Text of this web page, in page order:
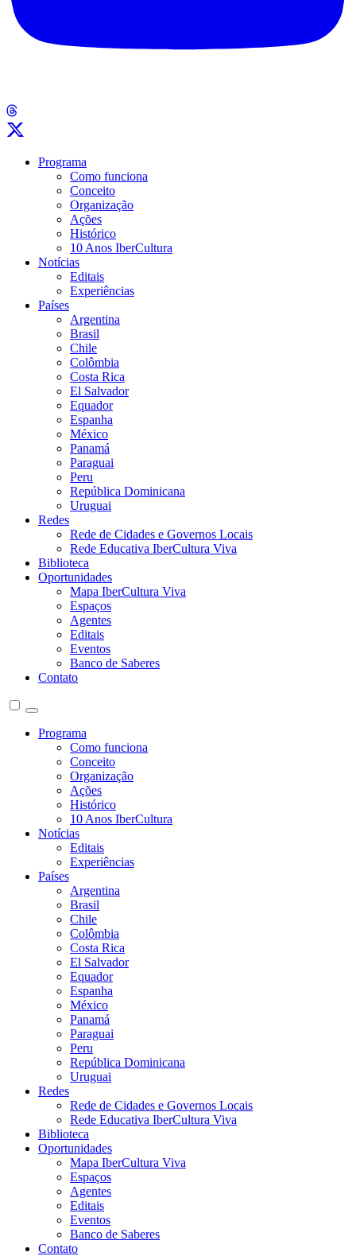
Programa
Como funciona
Conceito
Organização
Ações
Histórico
10 Anos IberCultura
Notícias
Editais
Experiências
Países
Argentina
Brasil
Chile
Colômbia
Costa Rica
El Salvador
Equador
Espanha
México
Panamá
Paraguai
Peru
República Dominicana
Uruguai
Redes
Rede de Cidades e Governos Locais
Rede Educativa IberCultura Viva
Biblioteca
Oportunidades
Mapa IberCultura Viva
Espaços
Agentes
Editais
Eventos
Banco de Saberes
Contato
Programa
Como funciona
Conceito
Organização
Ações
Histórico
10 Anos IberCultura
Notícias
Editais
Experiências
Países
Argentina
Brasil
Chile
Colômbia
Costa Rica
El Salvador
Equador
Espanha
México
Panamá
Paraguai
Peru
República Dominicana
Uruguai
Redes
Rede de Cidades e Governos Locais
Rede Educativa IberCultura Viva
Biblioteca
Oportunidades
Mapa IberCultura Viva
Espaços
Agentes
Editais
Eventos
Banco de Saberes
Contato